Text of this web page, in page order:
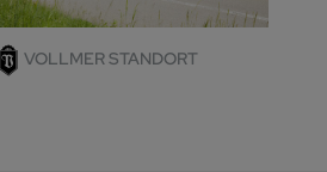
VOLLMER STANDORT